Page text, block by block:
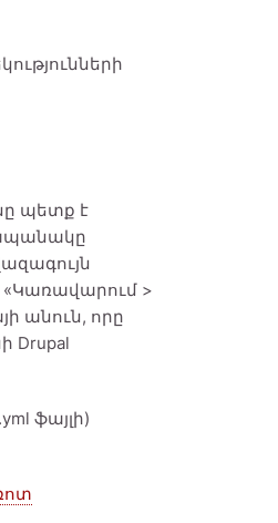
պետք է
«Կառավարում >
անուն, որը
Drupal
ֆայլի)